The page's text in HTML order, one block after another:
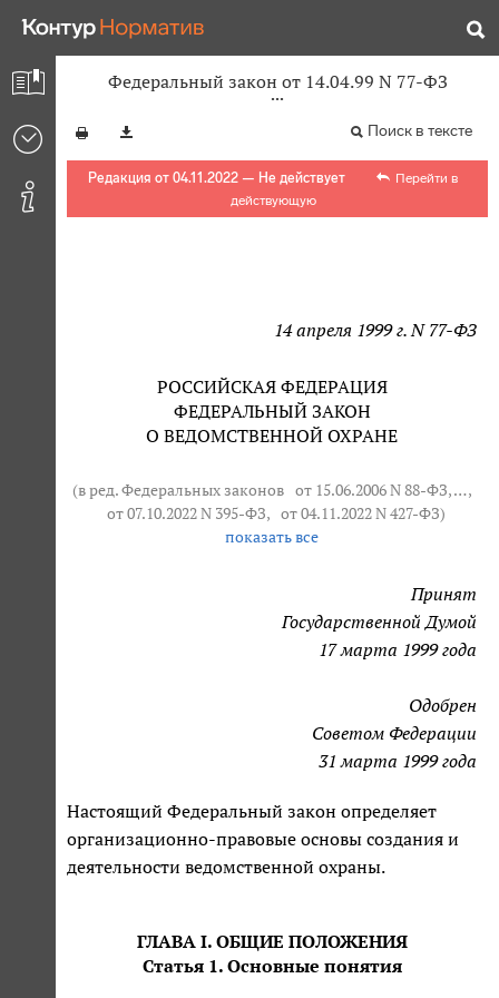
Федеральный закон от 14.04.99 N 77-ФЗ
Поиск в тексте
Редакция от 04.11.2022 — Не действует
Перейти в
действующую
14 апреля 1999 г. N 77-ФЗ
РОССИЙСКАЯ ФЕДЕРАЦИЯ
ФЕДЕРАЛЬНЫЙ ЗАКОН
О ВЕДОМСТВЕННОЙ ОХРАНЕ
(в ред. Федеральных законов от 15.06.2006 N 88-ФЗ, … ,
от 07.10.2022 N 395-ФЗ, от 04.11.2022 N 427-ФЗ)
показать все
Принят
Государственной Думой
17 марта 1999 года
Одобрен
Советом Федерации
31 марта 1999 года
Настоящий Федеральный закон определяет
организационно-правовые основы создания и
деятельности ведомственной охраны.
ГЛАВА I. ОБЩИЕ ПОЛОЖЕНИЯ
Статья 1. Основные понятия